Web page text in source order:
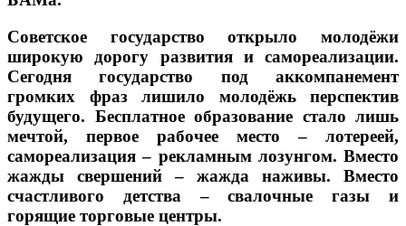
Советское государство открыло молодёжи
широкую дорогу развития и самореализации.
Сегодня государство под аккомпанемент
громких фраз лишило молодёжь перспектив
будущего. Бесплатное образование стало лишь
мечтой, первое рабочее место – лотереей,
самореализация – рекламным лозунгом. Вместо
жажды свершений – жажда наживы. Вместо
счастливого детства – свалочные газы и
горящие торговые центры.